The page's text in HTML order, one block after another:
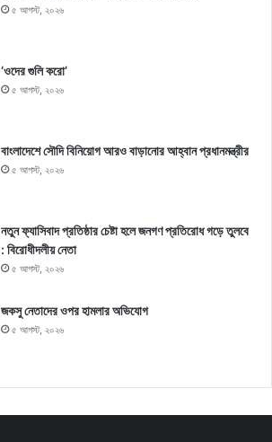
৫ আগস্ট, ২০২৬
‘ওদের গুলি করো’
৫ আগস্ট, ২০২৬
বাংলাদেশে সৌদি বিনিয়োগ আরও বাড়ানোর আহ্বান প্রধানমন্ত্রীর
৫ আগস্ট, ২০২৬
নতুন ফ্যাসিবাদ প্রতিষ্ঠার চেষ্টা হলে জনগণ প্রতিরোধ গড়ে তুলবে
: বিরোধীদলীয় নেতা
৫ আগস্ট, ২০২৬
জকসু নেতাদের ওপর হামলার অভিযোগ
৫ আগস্ট, ২০২৬